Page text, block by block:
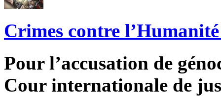
Crimes contre
Pour l’accusation de
Cour internationale de